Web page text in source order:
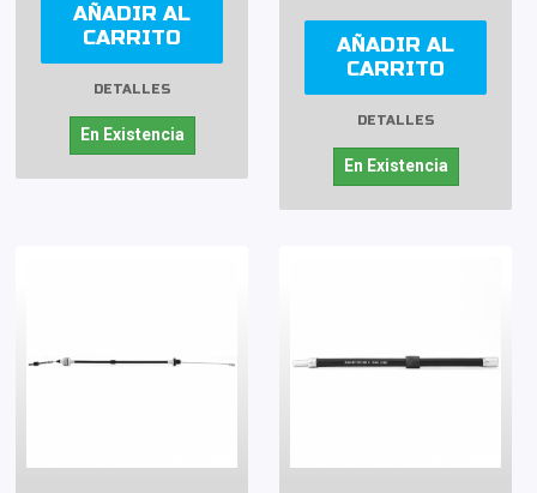
AÑADIR AL
CARRITO
DETALLES
En Existencia
AÑADIR AL
CARRITO
DETALLES
En Existencia